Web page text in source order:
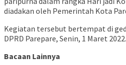
diadakan oleh Pemerintah Kota
Kegiatan tersebut bertempat di
DPRD Parepare, Senin, 1 Maret 2022.
Bacaan Lainnya